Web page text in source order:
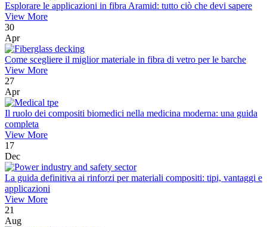
Esplorare le applicazioni in fibra Aramid: tutto ciò che devi sapere
View More
30
Apr
Come scegliere il miglior materiale in fibra di vetro per le barche
View More
27
Apr
Il ruolo dei compositi biomedici nella medicina moderna: una guida
completa
View More
17
Dec
La guida definitiva ai rinforzi per materiali compositi: tipi, vantaggi e
applicazioni
View More
21
Aug